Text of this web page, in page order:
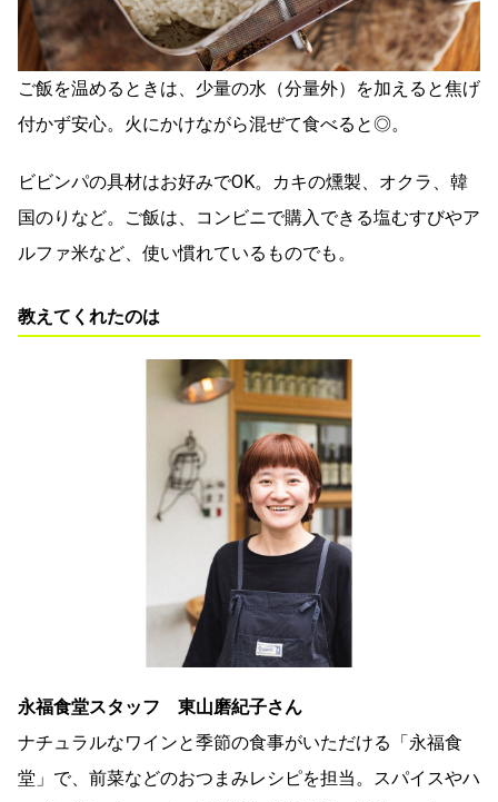
ご飯を温めるときは、少量の水（分量外）を加えると焦げ
付かず安心。火にかけながら混ぜて食べると◎。
ビビンパの具材はお好みでOK。カキの燻製、オクラ、韓
国のりなど。ご飯は、コンビニで購入できる塩むすびやア
ルファ米など、使い慣れているものでも。
教えてくれたのは
永福食堂スタッフ 東山磨紀子さん
ナチュラルなワインと季節の食事がいただける「永福食
堂」で、前菜などのおつまみレシピを担当。スパイスやハ